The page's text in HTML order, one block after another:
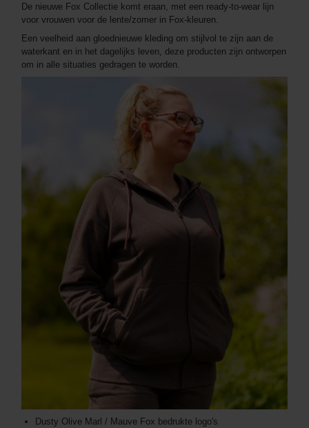
De nieuwe Fox Collectie komt eraan, met een ready-to-wear lijn
voor vrouwen voor de lente/zomer in Fox-kleuren.
Een veelheid aan gloednieuwe kleding om stijlvol te zijn aan de
waterkant en in het dagelijks leven, deze producten zijn ontworpen
om in alle situaties gedragen te worden.
Dusty Olive Marl / Mauve Fox bedrukte logo's